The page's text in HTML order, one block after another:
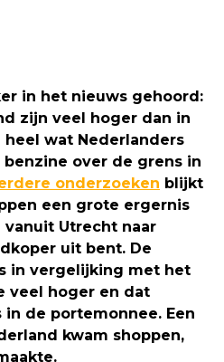
in het nieuws gehoord:
zijn veel hoger dan in
heel wat Nederlanders
over de grens in
onderzoeken blijkt
een grote ergernis
Utrecht naar
uit bent. De
in vergelijking met het
veel hoger en dat
de portemonnee. Een
kwam shoppen,